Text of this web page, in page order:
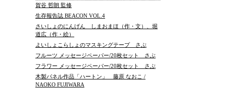
賀谷 哲朗 監修
生存報告誌 BEACON VOL.4
さいしょのにんげん しまおまほ（作・文）、堀
道広（作・絵）
よいしょこらしょのマスキングテープ さぶ
フルーツ メッセージペーパー/20枚セット さぶ
フラワー メッセージペーパー/20枚セット さぶ
木製パネル作品「ハートン」 藤原 なおこ /
NAOKO FUJIWARA